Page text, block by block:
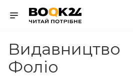
Видавництво
Фоліо